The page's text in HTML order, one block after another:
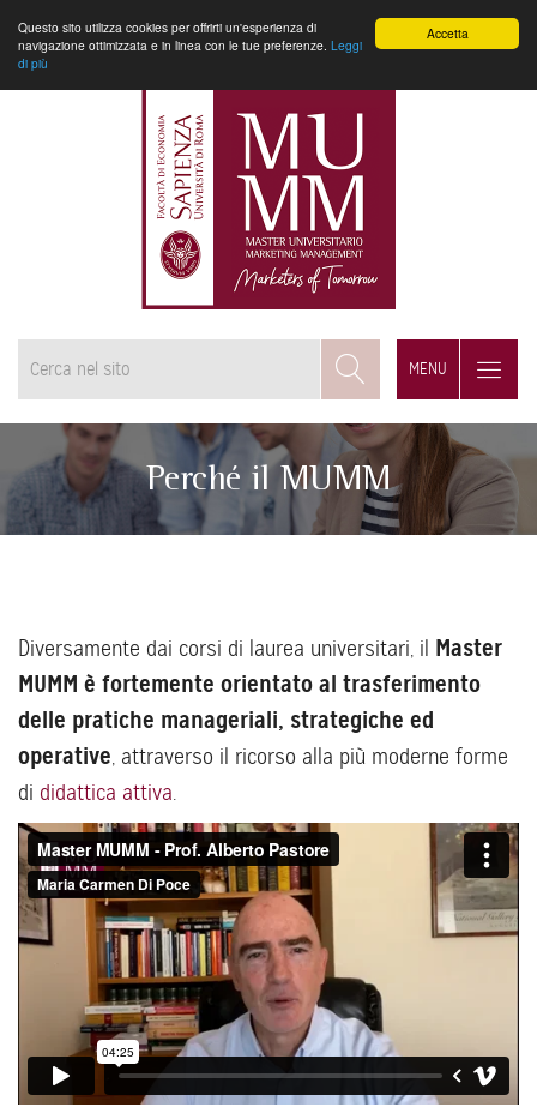
Accetta
Questo sito utilizza cookies per offrirti un'esperienza di
navigazione ottimizzata e in linea con le tue preferenze. Leggi
di più
MENU
Perché il MUMM
Diversamente dai corsi di laurea universitari, il Master
MUMM è fortemente orientato al trasferimento
delle pratiche manageriali, strategiche ed
operative, attraverso il ricorso alla più moderne forme
di didattica attiva.